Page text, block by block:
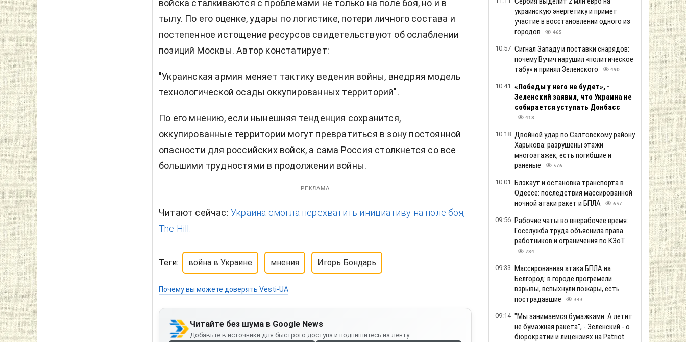
войска сталкиваются с проблемами не только на поле боя, но и в
тылу. По его оценке, удары по логистике, потери личного состава и
постепенное истощение ресурсов свидетельствуют об ослаблении
позиций Москвы. Автор констатирует:
"Украинская армия меняет тактику ведения войны, внедряя модель
технологической осады оккупированных территорий".
По его мнению, если нынешняя тенденция сохранится,
оккупированные территории могут превратиться в зону постоянной
опасности для российских войск, а сама Россия столкнется со все
большими трудностями в продолжении войны.
РЕКЛАМА
Читают сейчас: Украина смогла перехватить инициативу на поле боя, -
The Hill.
Теги: война в Украине мнения Игорь Бондарь
Почему вы можете доверять Vesti-UA
Читайте без шума в Google News
Добавьте в источники для быстрого доступа и подпишитесь на ленту
украинскую энергетику и примет
участие в восстановлении одного из
городов
465
10:57 Сигнал Западу и поставки снарядов:
почему Вучич нарушил «политическое
табу» и принял Зеленского
490
10:41 «Победы у него не будет», -
Зеленский заявил, что Украина не
собирается уступать Донбасс
418
10:18 Двойной удар по Салтовскому району
Харькова: разрушены этажи
многоэтажек, есть погибшие и
раненые
576
10:01 Блэкаут и остановка транспорта в
Одессе: последствия массированной
ночной атаки ракет и БПЛА
637
09:56 Рабочие чаты во внерабочее время:
Госслужба труда объяснила права
работников и ограничения по КЗоТ
284
09:33 Массированная атака БПЛА на
Белгород: в городе прогремели
взрывы, вспыхнули пожары, есть
пострадавшие
343
09:14 "Мы занимаемся бумажками. А летит
не бумажная ракета", - Зеленский - о
бюрократии и лицензиях на Patriot